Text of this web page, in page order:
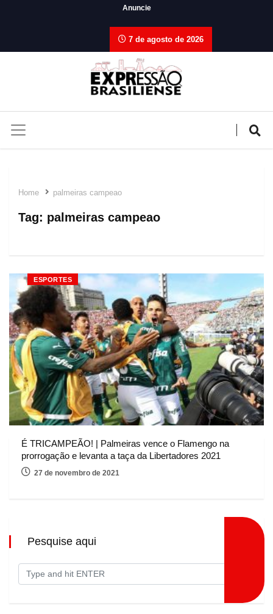
Anuncie
7 de agosto de 2026
Home palmeiras campeao
Tag: palmeiras campeao
ESPORTES
É TRICAMPEÃO! | Palmeiras vence o Flamengo na
prorrogação e levanta a taça da Libertadores 2021
27 de novembro de 2021
Pesquise aqui